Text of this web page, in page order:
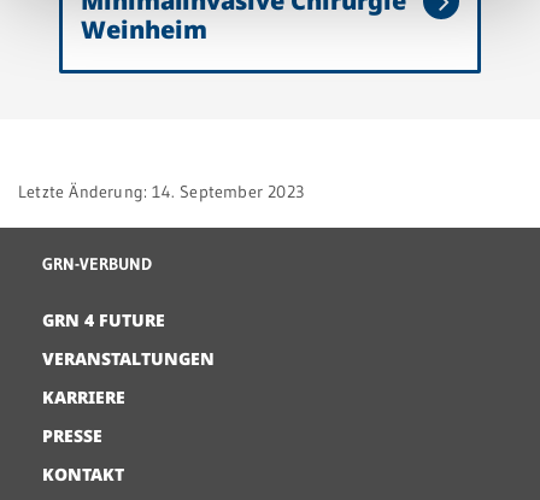
Weinheim
Letzte Änderung: 14. September 2023
GRN-VERBUND
GRN 4 FUTURE
VERANSTALTUNGEN
KARRIERE
PRESSE
KONTAKT